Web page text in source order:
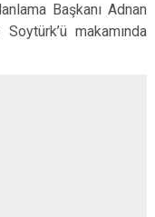
Başkanı Adnan
makamında